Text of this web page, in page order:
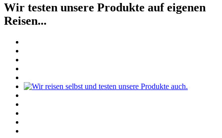
Wir testen unsere Produkte auf eigenen
Reisen...